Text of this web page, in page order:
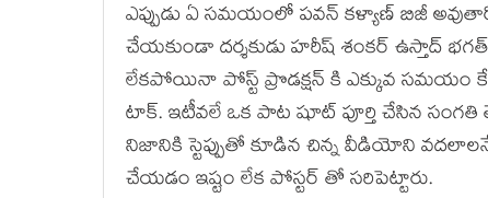
ఎప్పుడు ఏ సమయంలో పవన్ కళ్యాణ్ బిజీ
చేయకుండా దర్శకుడు హరీష్ శంకర్ ఉస్తాద్ భగత్
లేకపోయినా పోస్ట్ ప్రొడక్షన్ కి ఎక్కువ సమయం
టాక్. ఇటీవలే ఒక పాట షూట్ పూర్తి చేసిన సంగతి
నిజానికి స్టెప్పుతో కూడిన చిన్న వీడియోని
చేయడం ఇష్టం లేక పోస్టర్ తో సరిపెట్టారు.